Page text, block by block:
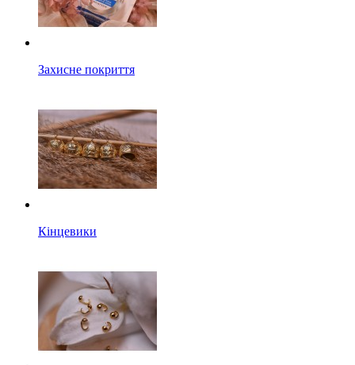
Захисне покриття
Кінцевики